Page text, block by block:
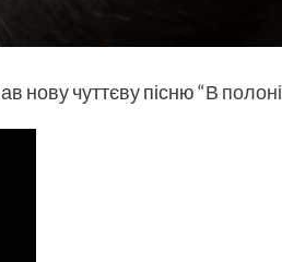
нову чуттєву пісню“В